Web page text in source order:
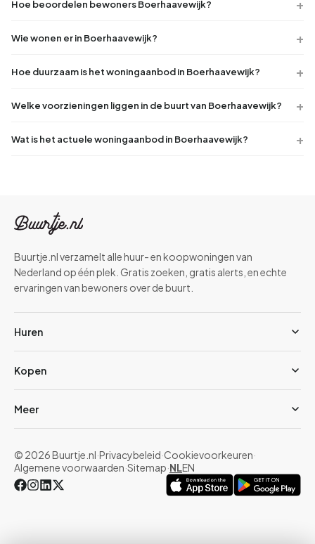
Hoe beoordelen bewoners Boerhaavewijk?
Wie wonen er in Boerhaavewijk?
Hoe duurzaam is het woningaanbod in Boerhaavewijk?
Welke voorzieningen liggen in de buurt van Boerhaavewijk?
Wat is het actuele woningaanbod in Boerhaavewijk?
Buurtje.nl verzamelt alle huur- en koopwoningen van
Nederland op één plek. Gratis zoeken, gratis alerts, en echte
ervaringen van bewoners over de buurt.
Huren
Kopen
Meer
© 2026 Buurtje.nl·Privacybeleid·Cookievoorkeuren·
Algemene voorwaarden·Sitemap·NLEN